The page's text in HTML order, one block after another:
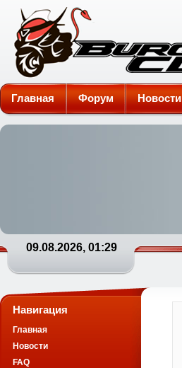
Burgman-Club
Главная Форум Новости
09.08.2026, 01:29
Навигация
Главная
Новости
FAQ